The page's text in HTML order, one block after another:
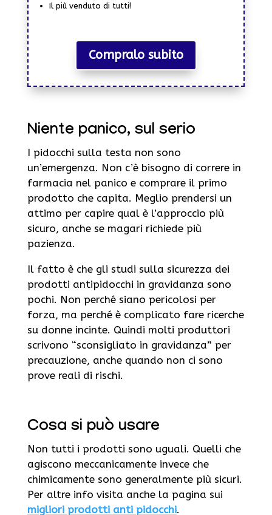
Il più venduto di tutti!
Compralo subito
Niente panico, sul serio
I pidocchi sulla testa non sono
un’emergenza. Non c’è bisogno di correre in
farmacia nel panico e comprare il primo
prodotto che capita. Meglio prendersi un
attimo per capire qual è l’approccio più
sicuro, anche se magari richiede più
pazienza.
Il fatto è che gli studi sulla sicurezza dei
prodotti antipidocchi in gravidanza sono
pochi. Non perché siano pericolosi per
forza, ma perché è complicato fare ricerche
su donne incinte. Quindi molti produttori
scrivono “sconsigliato in gravidanza” per
precauzione, anche quando non ci sono
prove reali di rischi.
Cosa si può usare
Non tutti i prodotti sono uguali. Quelli che
agiscono meccanicamente invece che
chimicamente sono generalmente più sicuri.
Per altre info visita anche la pagina sui
migliori prodotti anti pidocchi.